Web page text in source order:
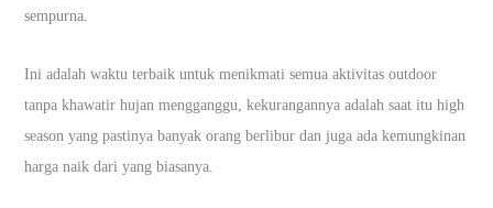
sempurna.
Ini adalah waktu terbaik untuk menikmati semua aktivitas outdoor
tanpa khawatir hujan mengganggu, kekurangannya adalah saat itu high
season yang pastinya banyak orang berlibur dan juga ada kemungkinan
harga naik dari yang biasanya.